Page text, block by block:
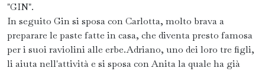
"GIN".
In seguito Gin si sposa con Carlotta, molto brava a
preparare le paste fatte in casa, che diventa presto famosa
per i suoi raviolini alle erbe.Adriano, uno dei loro tre figli,
li aiuta nell'attività e si sposa con Anita la quale ha già